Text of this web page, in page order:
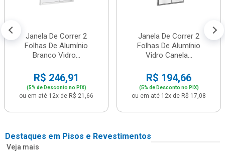
Janela De Correr 2
Folhas De Alumínio
Branco Vidro...
R$ 246,91
(5% de Desconto no PIX)
ou em até 12x de R$ 21,66
Janela De Correr 2
Folhas De Alumínio
Vidro Canela...
R$ 194,66
(5% de Desconto no PIX)
ou em até 12x de R$ 17,08
Destaques em Pisos e Revestimentos
Veja mais